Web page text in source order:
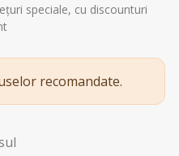
speciale, cu discounturi
recomandate.